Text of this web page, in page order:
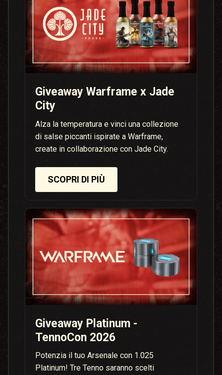
Giveaway Warframe x Jade
City
Alza la temperatura e vinci una collezione
di salse piccanti ispirate a Warframe,
create in collaborazione con Jade City.
SCOPRI DI PIÙ
Giveaway Platinum -
TennoCon 2026
Potenzia il tuo Arsenale con 1.025
Platinum! Tre Tenno saranno scelti